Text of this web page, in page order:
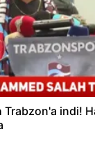
Trabzon'a indi!